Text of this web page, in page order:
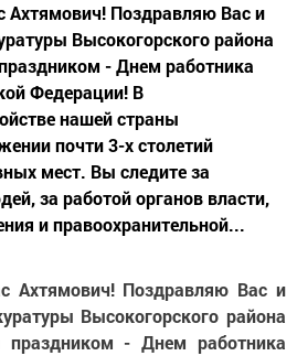
Поздравляю Вас и
Высокогорского района
- Днем работника
Федерации! В
нашей страны
почти 3-х столетий
мест. Вы следите за
за работой органов власти,
и правоохранительной...
Ахтямович! Поздравляю Вас и
Высокогорского района
праздником - Днем работника